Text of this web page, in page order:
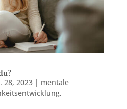
28, 2023| mentale
,